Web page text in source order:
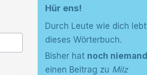
Hür ens!
Durch Leute wie dich lebt
dieses Wörterbuch.
Bisher hat noch niemand
einen Beitrag zu Milz